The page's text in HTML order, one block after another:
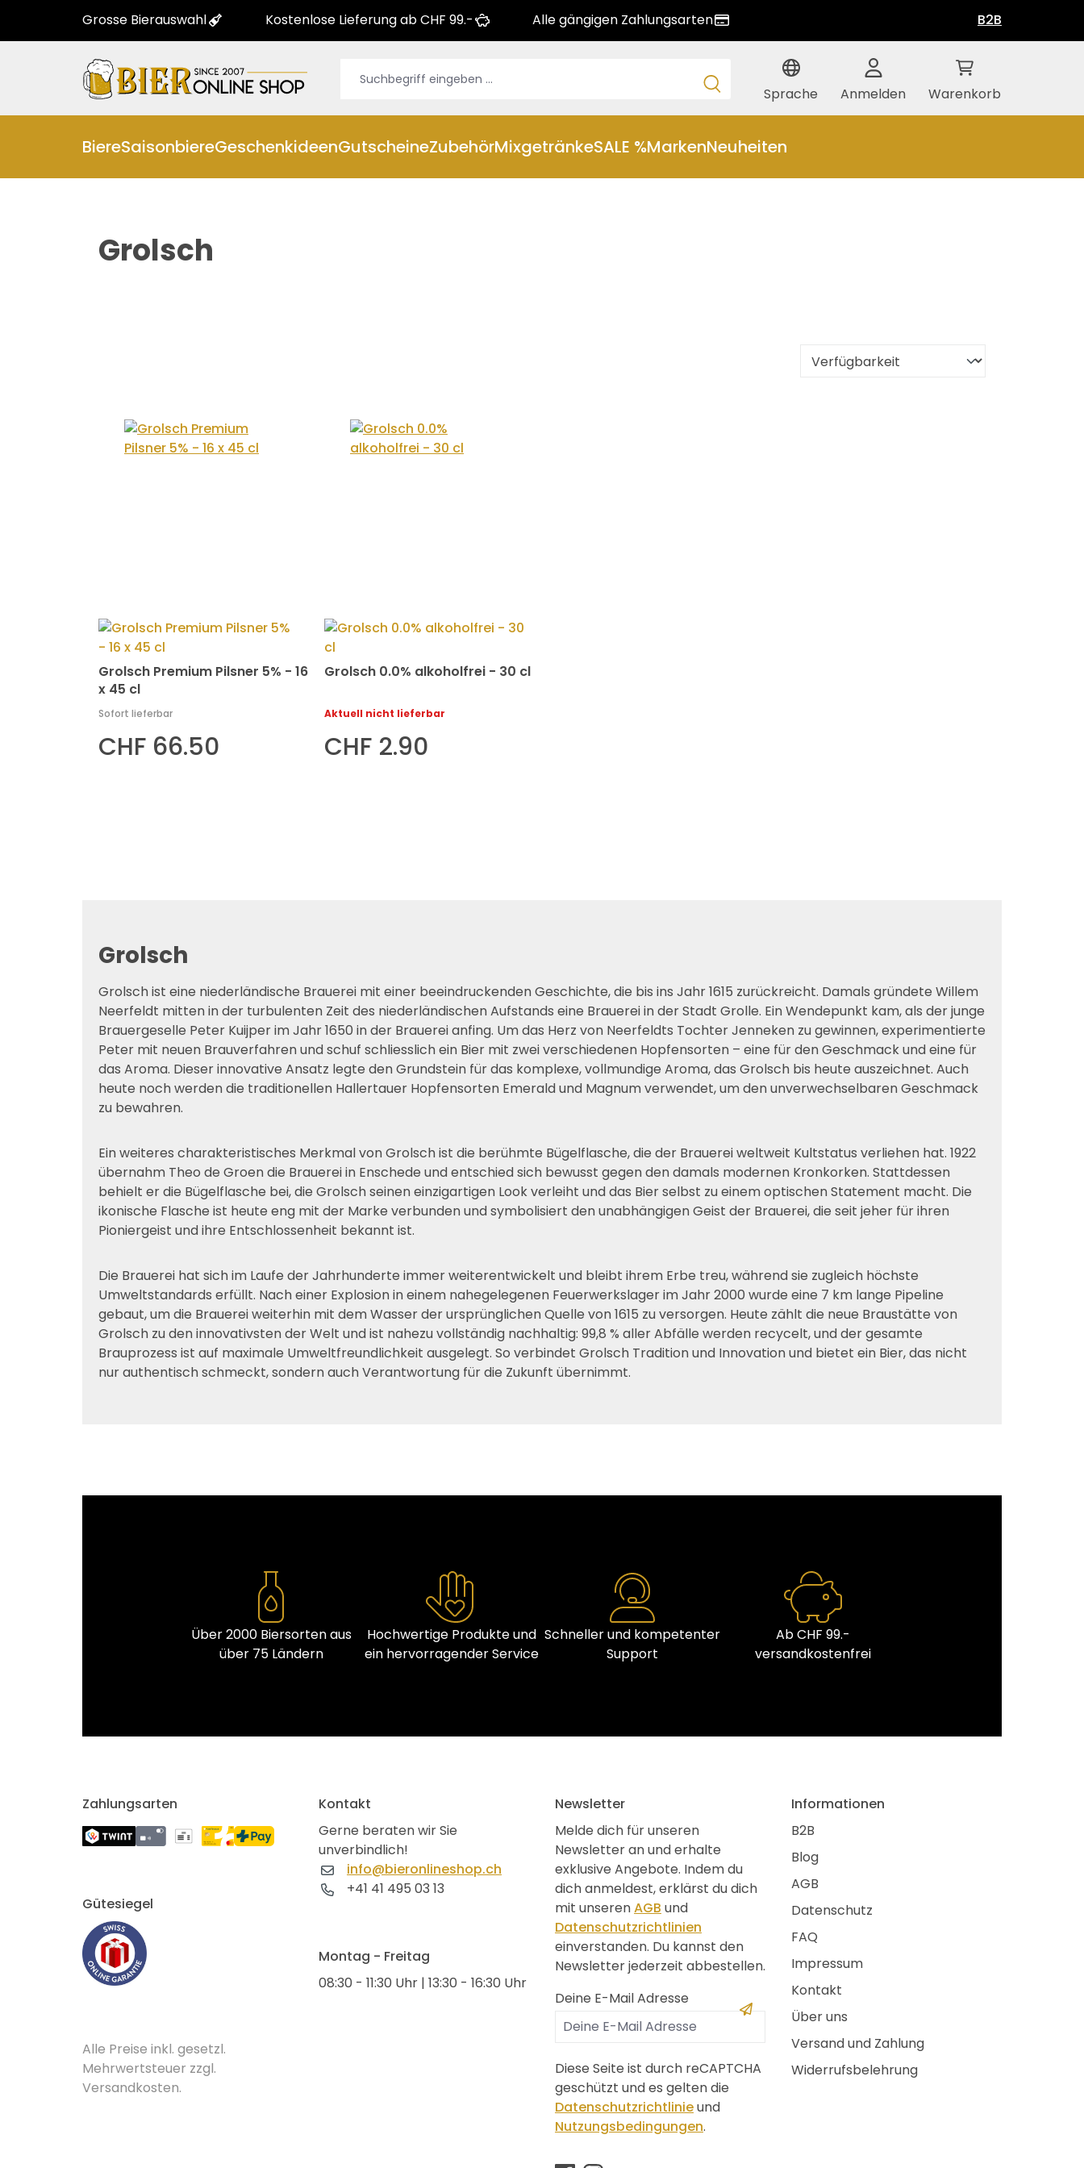
Grosse Bierauswahl Kostenlose Lieferung ab CHF 99.- Alle gängigen Zahlungsarten B2B
Sprache Anmelden Warenkorb
BiereSaisonbiereGeschenkideenGutscheineZubehörMixgetränkeSALE %MarkenNeuheiten
Grolsch
Grolsch Premium Pilsner 5% - 16
x 45 cl
Sofort lieferbar
CHF 66.50
Grolsch 0.0% alkoholfrei - 30 cl
Aktuell nicht lieferbar
CHF 2.90
Grolsch
Grolsch ist eine niederländische Brauerei mit einer beeindruckenden Geschichte, die bis ins Jahr 1615 zurückreicht. Damals gründete Willem
Neerfeldt mitten in der turbulenten Zeit des niederländischen Aufstands eine Brauerei in der Stadt Grolle. Ein Wendepunkt kam, als der junge
Brauergeselle Peter Kuijper im Jahr 1650 in der Brauerei anfing. Um das Herz von Neerfeldts Tochter Jenneken zu gewinnen, experimentierte
Peter mit neuen Brauverfahren und schuf schliesslich ein Bier mit zwei verschiedenen Hopfensorten – eine für den Geschmack und eine für
das Aroma. Dieser innovative Ansatz legte den Grundstein für das komplexe, vollmundige Aroma, das Grolsch bis heute auszeichnet. Auch
heute noch werden die traditionellen Hallertauer Hopfensorten Emerald und Magnum verwendet, um den unverwechselbaren Geschmack
zu bewahren.
Ein weiteres charakteristisches Merkmal von Grolsch ist die berühmte Bügelflasche, die der Brauerei weltweit Kultstatus verliehen hat. 1922
übernahm Theo de Groen die Brauerei in Enschede und entschied sich bewusst gegen den damals modernen Kronkorken. Stattdessen
behielt er die Bügelflasche bei, die Grolsch seinen einzigartigen Look verleiht und das Bier selbst zu einem optischen Statement macht. Die
ikonische Flasche ist heute eng mit der Marke verbunden und symbolisiert den unabhängigen Geist der Brauerei, die seit jeher für ihren
Pioniergeist und ihre Entschlossenheit bekannt ist.
Die Brauerei hat sich im Laufe der Jahrhunderte immer weiterentwickelt und bleibt ihrem Erbe treu, während sie zugleich höchste
Umweltstandards erfüllt. Nach einer Explosion in einem nahegelegenen Feuerwerkslager im Jahr 2000 wurde eine 7 km lange Pipeline
gebaut, um die Brauerei weiterhin mit dem Wasser der ursprünglichen Quelle von 1615 zu versorgen. Heute zählt die neue Braustätte von
Grolsch zu den innovativsten der Welt und ist nahezu vollständig nachhaltig: 99,8 % aller Abfälle werden recycelt, und der gesamte
Brauprozess ist auf maximale Umweltfreundlichkeit ausgelegt. So verbindet Grolsch Tradition und Innovation und bietet ein Bier, das nicht
nur authentisch schmeckt, sondern auch Verantwortung für die Zukunft übernimmt.
Über 2000 Biersorten aus
über 75 Ländern
Hochwertige Produkte und
ein hervorragender Service
Schneller und kompetenter
Support
Ab CHF 99.-
versandkostenfrei
Zahlungsarten
Gütesiegel
Alle Preise inkl. gesetzl.
Mehrwertsteuer zzgl.
Versandkosten.
Kontakt
Gerne beraten wir Sie
unverbindlich!
info@bieronlineshop.ch
+41 41 495 03 13
Montag - Freitag
08:30 - 11:30 Uhr | 13:30 - 16:30 Uhr
Newsletter
Melde dich für unseren
Newsletter an und erhalte
exklusive Angebote. Indem du
dich anmeldest, erklärst du dich
mit unserenAGB und
Datenschutzrichtlinien
einverstanden. Du kannst den
Newsletter jederzeit abbestellen.
Deine E-Mail Adresse
Diese Seite ist durch reCAPTCHA
geschützt und es gelten die
Datenschutzrichtlinieund
Nutzungsbedingungen.
Informationen
B2B
Blog
AGB
Datenschutz
FAQ
Impressum
Kontakt
Über uns
Versand und Zahlung
Widerrufsbelehrung